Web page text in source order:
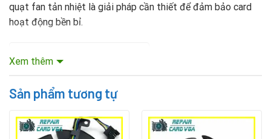
quạt fan tản nhiệt là giải pháp cần thiết để đảm bảo card
hoạt động bền bỉ.
Mục lục nội dung
Vì sao quạt fan VGA PowerColor bị hỏng?
cao để kiểm soát nhiệt độ GPU. Một số nguyên nhân khiến
Xem thêm
Sản phẩm tương tự